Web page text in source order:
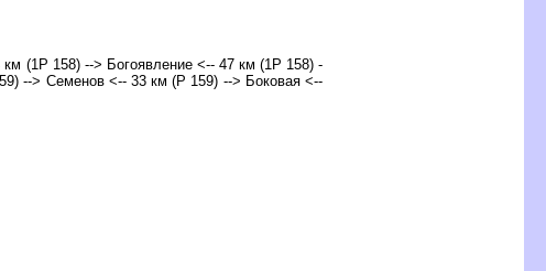
(1Р 158) --> Богоявление <-- 47 км (1Р 158) -
--> Семенов <-- 33 км (Р 159) --> Боковая <--